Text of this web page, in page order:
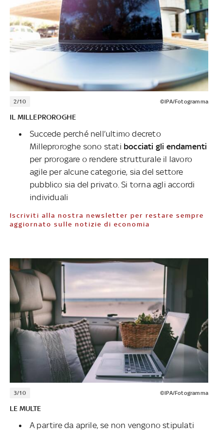
2/10 ©IPA/Fotogramma
IL MILLEPROROGHE
Succede perché nell’ultimo decreto
Milleproroghe sono stati bocciati gli endamenti
per prorogare o rendere strutturale il lavoro
agile per alcune categorie, sia del settore
pubblico sia del privato. Si torna agli accordi
individuali
Iscriviti alla nostra newsletter per restare sempre
aggiornato sulle notizie di economia
3/10 ©IPA/Fotogramma
LE MULTE
A partire da aprile, se non vengono stipulati